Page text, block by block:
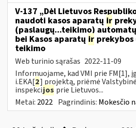
V-137 „Dėl Lietuvos
naudoti kasos aparatų ir
(paslaugų...teikimo)
bei Kasos aparatų ir prekybos
teikimo
Web turinio sąrašas 2022-11-09
Informuojame, kad VMI prie FM[1],
i.EKA[2] projektą, priėmė
inspekcijos prie Lietuvos...
Metai: 2022 Pagrindinis: Mokesčio